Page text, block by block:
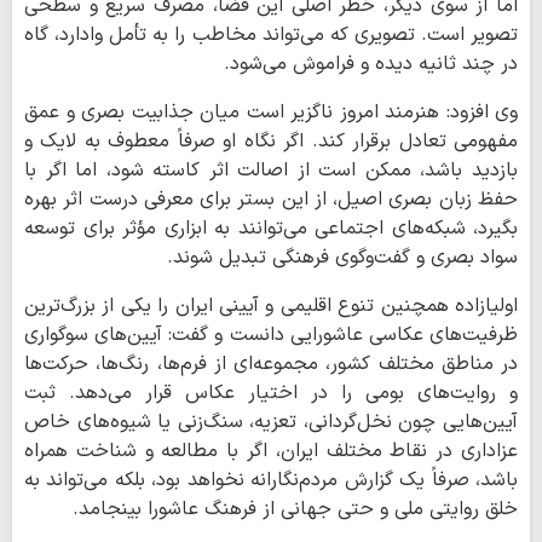
اما از سوی دیگر، خطر اصلی این فضا، مصرف سریع و سطحی
تصویر است. تصویری که می‌تواند مخاطب را به تأمل وادارد، گاه
در چند ثانیه دیده و فراموش می‌شود.
وی افزود: هنرمند امروز ناگزیر است میان جذابیت بصری و عمق
مفهومی تعادل برقرار کند. اگر نگاه او صرفاً معطوف به لایک و
بازدید باشد، ممکن است از اصالت اثر کاسته شود، اما اگر با
حفظ زبان بصری اصیل، از این بستر برای معرفی درست اثر بهره
بگیرد، شبکه‌های اجتماعی می‌توانند به ابزاری مؤثر برای توسعه
سواد بصری و گفت‌وگوی فرهنگی تبدیل شوند.
اولیازاده همچنین تنوع اقلیمی و آیینی ایران را یکی از بزرگ‌ترین
ظرفیت‌های عکاسی عاشورایی دانست و گفت: آیین‌های سوگواری
در مناطق مختلف کشور، مجموعه‌ای از فرم‌ها، رنگ‌ها، حرکت‌ها
و روایت‌های بومی را در اختیار عکاس قرار می‌دهد. ثبت
آیین‌هایی چون نخل‌گردانی، تعزیه، سنگ‌زنی یا شیوه‌های خاص
عزاداری در نقاط مختلف ایران، اگر با مطالعه و شناخت همراه
باشد، صرفاً یک گزارش مردم‌نگارانه نخواهد بود، بلکه می‌تواند به
خلق روایتی ملی و حتی جهانی از فرهنگ عاشورا بینجامد.